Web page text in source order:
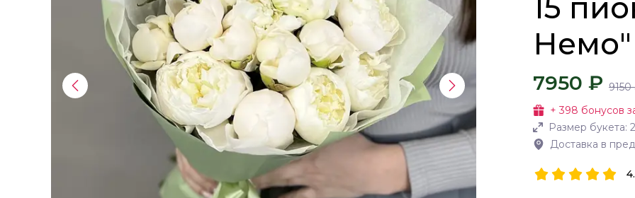
15
Немо"
7950 ₽ 9150
+398 бонусов
Размер букета:
Доставка в